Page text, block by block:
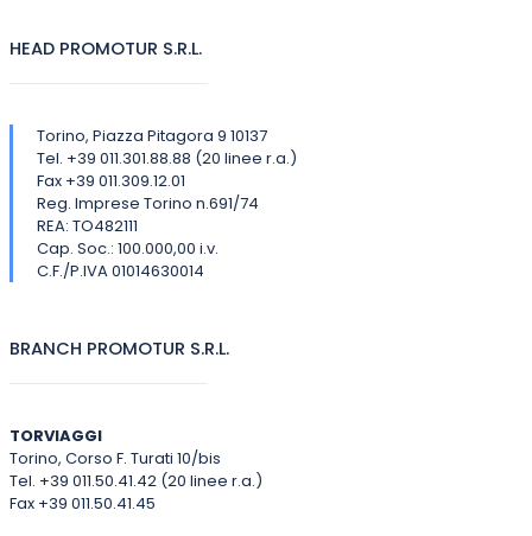
HEAD PROMOTUR S.R.L.
Torino, Piazza Pitagora 9 10137
Tel. +39 011.301.88.88 (20 linee r.a.)
Fax +39 011.309.12.01
Reg. Imprese Torino n.691/74
REA: TO482111
Cap. Soc.: 100.000,00 i.v.
C.F./P.IVA 01014630014
BRANCH PROMOTUR S.R.L.
TORVIAGGI
Torino, Corso F. Turati 10/bis
Tel. +39 011.50.41.42 (20 linee r.a.)
Fax +39 011.50.41.45